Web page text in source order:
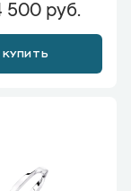
500 руб.
КУПИТЬ